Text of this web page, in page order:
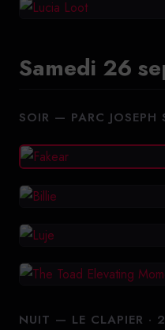
Samedi 26
SOIR — PARC JOSEPH
NUIT — LE CLAPIER ·